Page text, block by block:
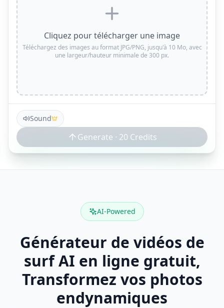
Cliquez pour télécharger une image
Téléchargez des images au format JPG/PNG, jusqu'à 10 Mo, avec
une largeur/hauteur minimale de 300 px.
Sound
Generate · 20 Credits
AI-Powered
Générateur de vidéos de
surf AI en ligne gratuit,
Transformez vos photos
endynamiques